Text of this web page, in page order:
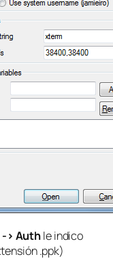
> Authle indico
.ppk)